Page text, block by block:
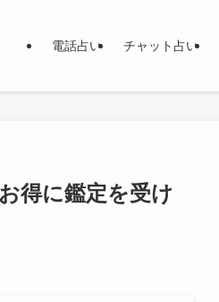
電話占い チャット占い
得に鑑定を受け